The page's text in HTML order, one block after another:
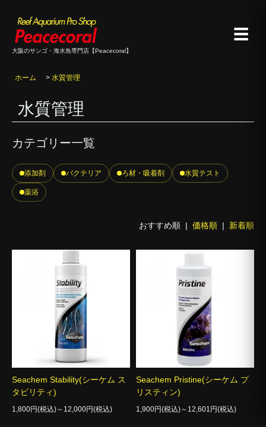
大阪のサンゴ・海水魚専門店【Peacecoral】
☰
ホーム > 水質管理
水質管理
カテゴリー一覧
添加剤 バクテリア ろ材・吸着剤 水質テスト
薬浴
おすすめ順 | 価格順 | 新着順
Seachem Stability(シーケム ス
タビリティ)
1,800円(税込)～12,000円(税込)
Seachem Pristine(シーケム プ
リスティン)
1,900円(税込)～12,601円(税込)